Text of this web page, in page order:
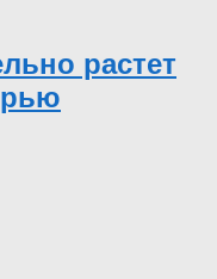
растет